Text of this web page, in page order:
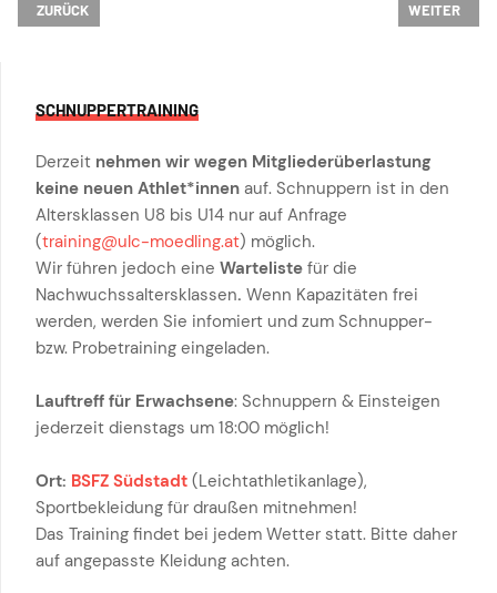
VORHERIGER BEITRAG: ERSTE MASTERSERFOLGE 2023
ZURÜCK NÄCHSTER
WEITER
SCHNUPPERTRAINING
Derzeit nehmen wir wegen Mitgliederüberlastung
keine neuen Athlet*innen auf. Schnuppern ist in den
Altersklassen U8 bis U14 nur auf Anfrage
(training@ulc-moedling.at) möglich.
Wir führen jedoch eine Warteliste für die
Nachwuchssaltersklassen. Wenn Kapazitäten frei
werden, werden Sie infomiert und zum Schnupper-
bzw. Probetraining eingeladen.
Lauftreff für Erwachsene: Schnuppern & Einsteigen
jederzeit dienstags um 18:00 möglich!
Ort: BSFZ Südstadt (Leichtathletikanlage),
Sportbekleidung für draußen mitnehmen!
Das Training findet bei jedem Wetter statt. Bitte daher
auf angepasste Kleidung achten.